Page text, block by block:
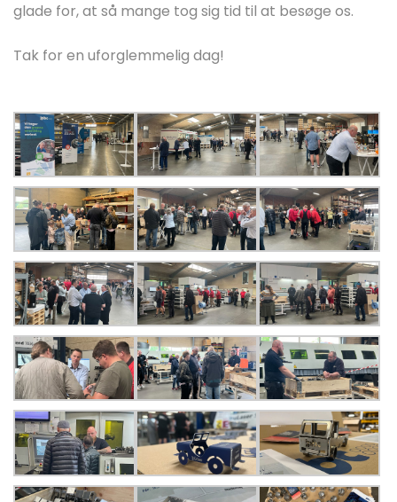
glade for, at så mange tog sig tid til at besøge os.
Tak for en uforglemmelig dag!